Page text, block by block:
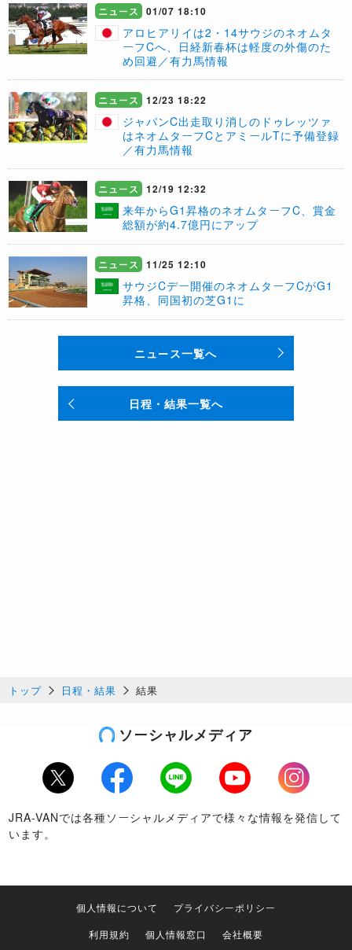
ニュース 01/07 18:10
アロヒアリイは2・14サウジのネオムタ
ーフCへ、日経新春杯は軽度の外傷のた
め回避／有力馬情報
ニュース 12/23 18:22
ジャパンC出走取り消しのドゥレッツァ
はネオムターフCとアミールTに予備登録
／有力馬情報
ニュース 12/19 12:32
来年からG1昇格のネオムターフC、賞金
総額が約4.7億円にアップ
ニュース 11/25 12:10
​サウジCデー開催のネオムターフCがG1
昇格、同国初の芝G1に
ニュース一覧へ
日程・結果一覧へ
トップ 日程・結果 結果
ソーシャルメディア
Twitter Facebook LINE Youtube
Instagram
JRA-VANでは各種ソーシャルメディアで様々な情報を発信して
います。
個人情報について
プライバシーポリシー
利用規約
個人情報窓口 会社概要